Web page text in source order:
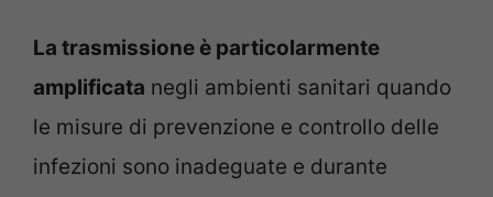
La trasmissione è particolarmente
amplificata negli ambienti sanitari quando
le misure di prevenzione e controllo delle
infezioni sono inadeguate e durante